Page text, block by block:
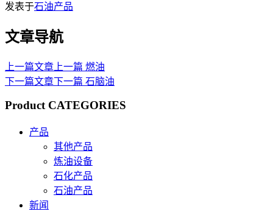
发表于石油产品
文章导航
上一篇文章 上一篇 燃油
下一篇文章下一篇 石脑油
Product CATEGORIES
产品
其他产品
炼油设备
石化产品
石油产品
新闻